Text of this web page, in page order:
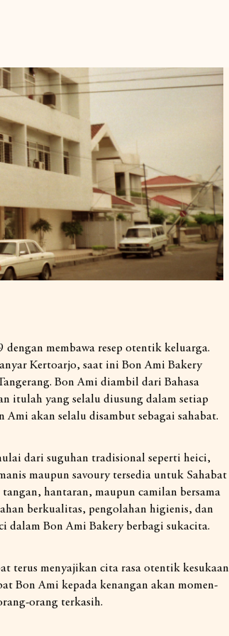
membawa resep otentik keluarga.
Kertoarjo, saat ini Bon Ami Bakery
Bon Ami diambil dari Bahasa
itulah yang selalu diusung dalam setiap
akan selalu disambut sebagai sahabat.
dari suguhan tradisional seperti heici,
maupun savoury tersedia untuk Sahabat
hantaran, maupun camilan bersama
berkualitas, pengolahan higienis, dan
dalam Bon Ami Bakery berbagi sukacita.
terus menyajikan cita rasa otentik kesukaan
Bon Ami kepada kenangan akan momen-
orang terkasih.